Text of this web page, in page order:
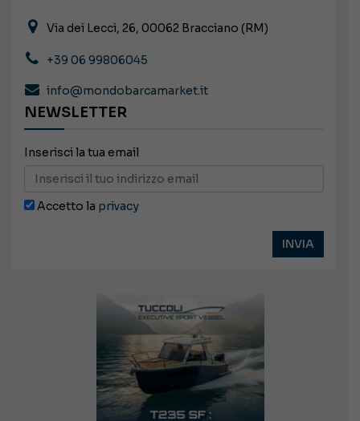
Via dei Lecci, 26, 00062 Bracciano (RM)
+39 06 99806045
info@mondobarcamarket.it
NEWSLETTER
Inserisci la tua email
Accetto la privacy